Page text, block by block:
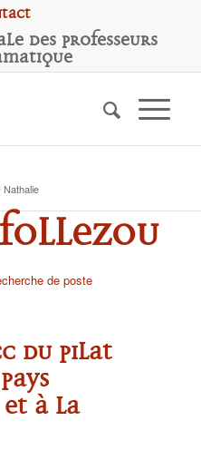
des Professeurs
de poste
du Pilat
à la